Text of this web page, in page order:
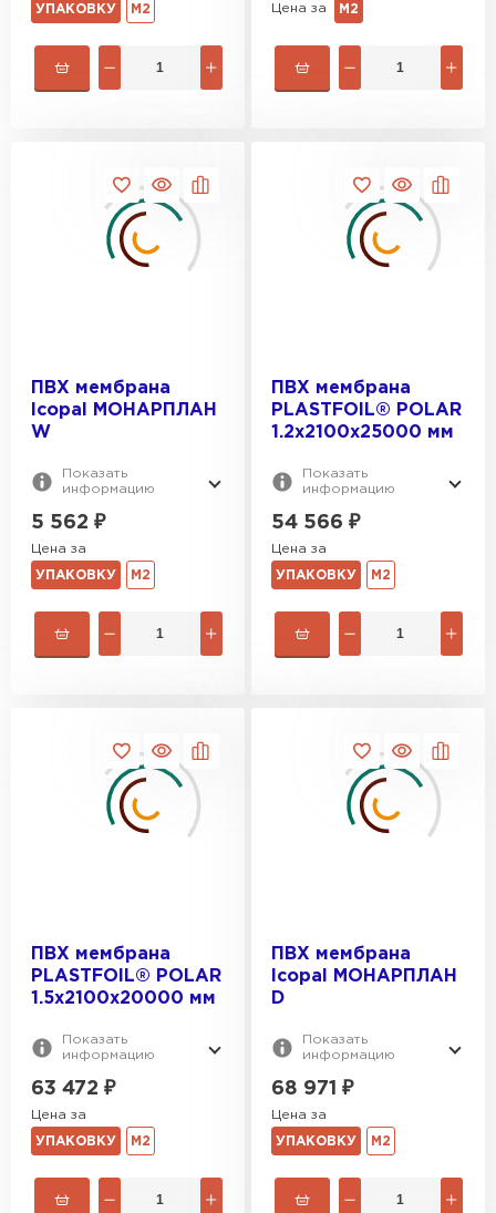
УПАКОВКУ М2 Цена за М2
ПВХ мембрана
Icopal МОНАРПЛАН
W
Показать
информацию
5 562 ₽
Цена за
УПАКОВКУ М2
ПВХ мембрана
PLASTFOIL® POLAR
1.2х2100х25000 мм
Показать
информацию
54 566 ₽
Цена за
УПАКОВКУ М2
ПВХ мембрана
PLASTFOIL® POLAR
1.5х2100х20000 мм
Показать
информацию
63 472 ₽
Цена за
УПАКОВКУ М2
ПВХ мембрана
Icopal МОНАРПЛАН
D
Показать
информацию
68 971 ₽
Цена за
УПАКОВКУ М2
Водосточная система